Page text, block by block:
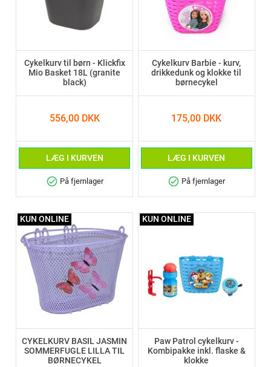
Cykelkurv til børn - Klickfix
Mio Basket 18L (granite
black)
556,00 DKK
LÆG I KURVEN
check_circle På fjernlager
Cykelkurv Barbie - kurv,
drikkedunk og klokke til
børnecykel
175,00 DKK
LÆG I KURVEN
check_circle På fjernlager
CYKELKURV BASIL JASMIN
SOMMERFUGLE LILLA TIL
BØRNECYKEL
KUN ONLINE
Paw Patrol cykelkurv -
Kombipakke inkl. flaske &
klokke
KUN ONLINE